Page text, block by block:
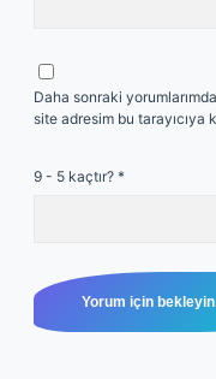
Daha sonraki
site adresim bu tarayıcıya
9 - 5 kaçtır? *